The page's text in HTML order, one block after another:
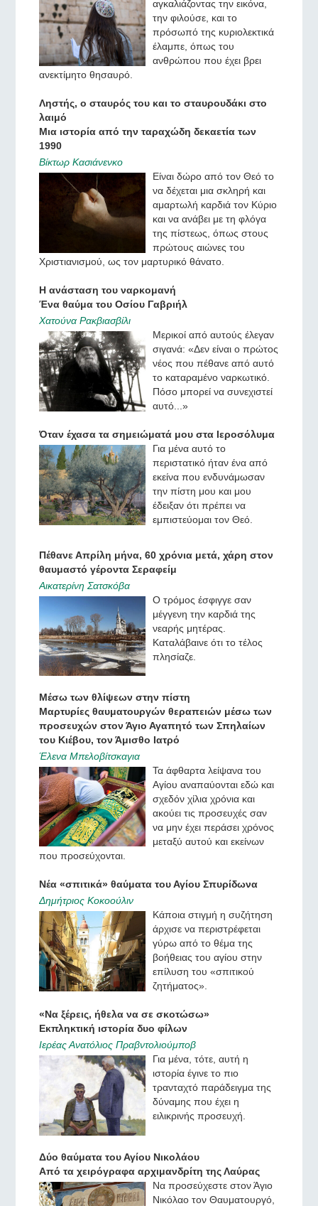
αγκαλιάζοντας την εικόνα,
την φιλούσε, και το
πρόσωπό της κυριολεκτικά
έλαμπε, όπως του
ανθρώπου που έχει βρει
ανεκτίμητο θησαυρό.
Ληστής, ο σταυρός του και το σταυρουδάκι στο
λαιμό
Μια ιστορία από την ταραχώδη δεκαετία των
1990
Βίκτωρ Κασιάνενκο
Είναι δώρο από τον Θεό το
να δέχεται μια σκληρή και
αμαρτωλή καρδιά τον Κύριο
και να ανάβει με τη φλόγα
της πίστεως, όπως στους
πρώτους αιώνες του
Χριστιανισμού, ως τον μαρτυρικό θάνατο.
Η ανάσταση του ναρκομανή
Ένα θαύμα του Οσίου Γαβριήλ
Χατούνα Ρακβιασβίλι
Μερικοί από αυτούς έλεγαν
σιγανά: «Δεν είναι ο πρώτος
νέος που πέθανε από αυτό
το καταραμένο ναρκωτικό.
Πόσο μπορεί να συνεχιστεί
αυτό...»
Όταν έχασα τα σημειώματά μου στα Ιεροσόλυμα
Για μένα αυτό το
περιστατικό ήταν ένα από
εκείνα που ενδυνάμωσαν
την πίστη μου και μου
έδειξαν ότι πρέπει να
εμπιστεύομαι τον Θεό.
Πέθανε Απρίλη μήνα, 60 χρόνια μετά, χάρη στον
θαυμαστό γέροντα Σεραφείμ
Αικατερίνη Σατσκόβα
Ο τρόμος έσφιγγε σαν
μέγγενη την καρδιά της
νεαρής μητέρας.
Καταλάβαινε ότι το τέλος
πλησίαζε.
Μέσω των θλίψεων στην πίστη
Μαρτυρίες θαυματουργών θεραπειών μέσω των
προσευχών στον Άγιο Αγαπητό των Σπηλαίων
του Κιέβου, τον Άμισθο Ιατρό
Έλενα Μπελοβίτσκαγια
Τα άφθαρτα λείψανα του
Αγίου αναπαύονται εδώ και
σχεδόν χίλια χρόνια και
ακούει τις προσευχές σαν
να μην έχει περάσει χρόνος
μεταξύ αυτού και εκείνων
που προσεύχονται.
Νέα «σπιτικά» θαύματα του Αγίου Σπυρίδωνα
Δημήτριος Κοκοούλιν
Κάποια στιγμή η συζήτηση
άρχισε να περιστρέφεται
γύρω από το θέμα της
βοήθειας του αγίου στην
επίλυση του «σπιτικού
ζητήματος».
«Να ξέρεις, ήθελα να σε σκοτώσω»
Εκπληκτική ιστορία δυο φίλων
Ιερέας Ανατόλιος Πραβντολιούμποβ
Για μένα, τότε, αυτή η
ιστορία έγινε το πιο
τρανταχτό παράδειγμα της
δύναμης που έχει η
ειλικρινής προσευχή.
Δύο θαύματα του Αγίου Νικολάου
Από τα χειρόγραφα αρχιμανδρίτη της Λαύρας
Να προσεύχεστε στον Άγιο
Νικόλαο τον Θαυματουργό,